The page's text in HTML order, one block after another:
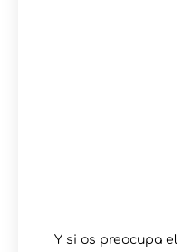
Y si os preocupa